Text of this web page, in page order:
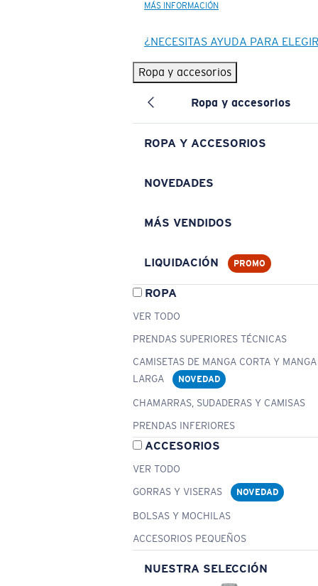
MÁS INFORMACIÓN
¿NECESITAS AYUDA PARA
Ropa y accesorios
Ropa y accesorios
ROPA Y ACCESORIOS
NOVEDADES
MÁS VENDIDOS
LIQUIDACIÓN PROMO
ROPA
VER TODO
PRENDAS SUPERIORES TÉCNICAS
CAMISETAS DE MANGA CORTA Y MANGA
LARGA
NOVEDAD
CHAMARRAS, SUDADERAS Y CAMISAS
PRENDAS INFERIORES
ACCESORIOS
VER TODO
GORRAS Y VISERAS
NOVEDAD
BOLSAS Y MOCHILAS
ACCESORIOS PEQUEÑOS
NUESTRA SELECCIÓN